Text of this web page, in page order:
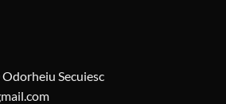
Secuiesc